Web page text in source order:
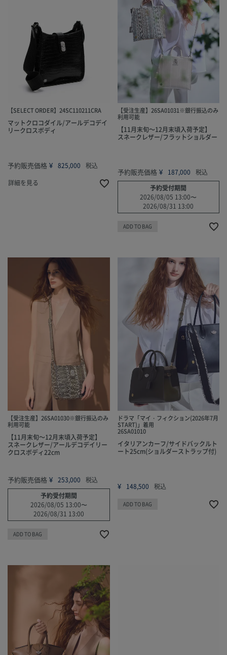
【SELECT ORDER】24SC110211CRA
マットクロコダイル/アールデコデイ
リークロスボディ
予約販売価格 ¥ 825,000
税込
詳細を見る
【受注生産】26SA01031※銀行振込のみ
利用可能
【11月末旬～12月末頃入荷予定】
スネークレザー/フラットショルダー
予約販売価格 ¥ 187,000
税込
予約受付期間
2026/08/05 13:00〜
2026/08/31 13:00
ADD TO BAG
【受注生産】26SA01030※銀行振込のみ
利用可能
【11月末旬～12月末頃入荷予定】
スネークレザー/アールデコデイリー
クロスボディ22cm
予約販売価格 ¥ 253,000
税込
予約受付期間
2026/08/05 13:00〜
2026/08/31 13:00
ADD TO BAG
ドラマ「マイ・フィクション(2026年7月
START)」着用
26SA01010
イタリアンカーフ/サイドバックルト
ート25cm(ショルダーストラップ付)
¥ 148,500 税込
ADD TO BAG